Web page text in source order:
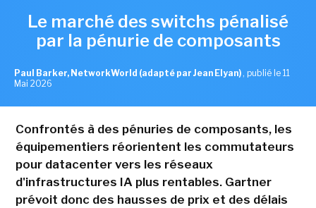
Le marché des switchs pénalisé
par la pénurie de composants
Paul Barker, NetworkWorld (adapté par Jean Elyan) , publié le 11
Mai 2026
Confrontés à des pénuries de composants, les
équipementiers réorientent les commutateurs
pour datacenter vers les réseaux
d'infrastructures IA plus rentables. Gartner
prévoit donc des hausses de prix et des délais